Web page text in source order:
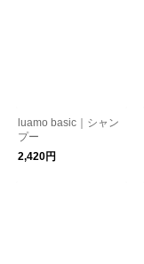
luamo basic｜シャン
プー
2,420円